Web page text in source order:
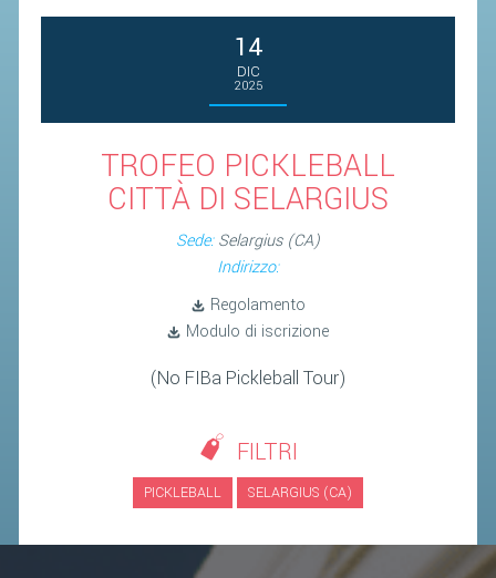
14
DIC
2025
TROFEO PICKLEBALL
CITTÀ DI SELARGIUS
Sede:Selargius (CA)
Indirizzo:
Regolamento
Modulo di iscrizione
(No FIBa Pickleball Tour)
FILTRI
PICKLEBALL SELARGIUS (CA)
AVVISI E BANDI
CIRCOLARI
RESPONSABILITÀ SOCIALE
SAFEGUARDING
RICHIESTA PATROCINIO
PROVVEDIMENTI
STAFF TECNICO
CTF – PALABADMINTON
ATLETI D'INTERESSE NAZIONALE